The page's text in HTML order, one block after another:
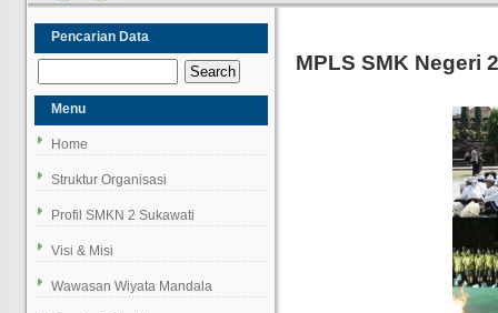
Pencarian Data
Menu
Home
Struktur Organisasi
Profil SMKN 2 Sukawati
Visi & Misi
Wawasan Wiyata Mandala
MPLS SMK Negeri